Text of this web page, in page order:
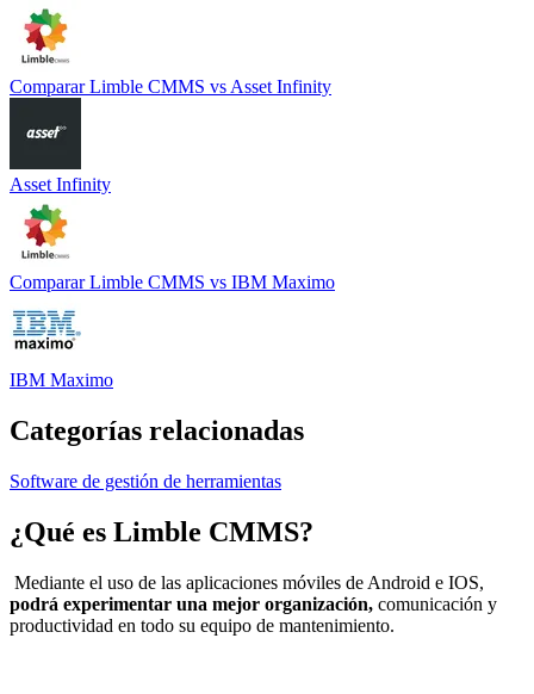
Comparar Limble CMMS vs Asset Infinity
Asset Infinity
Comparar Limble CMMS vs IBM Maximo
IBM Maximo
Categorías relacionadas
Software de gestión de herramientas
¿Qué es Limble CMMS?
Mediante el uso de las aplicaciones móviles de Android e IOS,
podrá experimentar una mejor organización, comunicación y
productividad en todo su equipo de mantenimiento.